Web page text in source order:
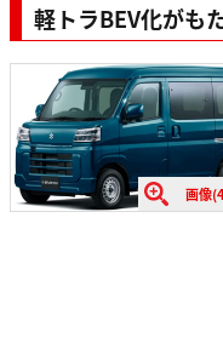
軽トラBEV化がも
画像